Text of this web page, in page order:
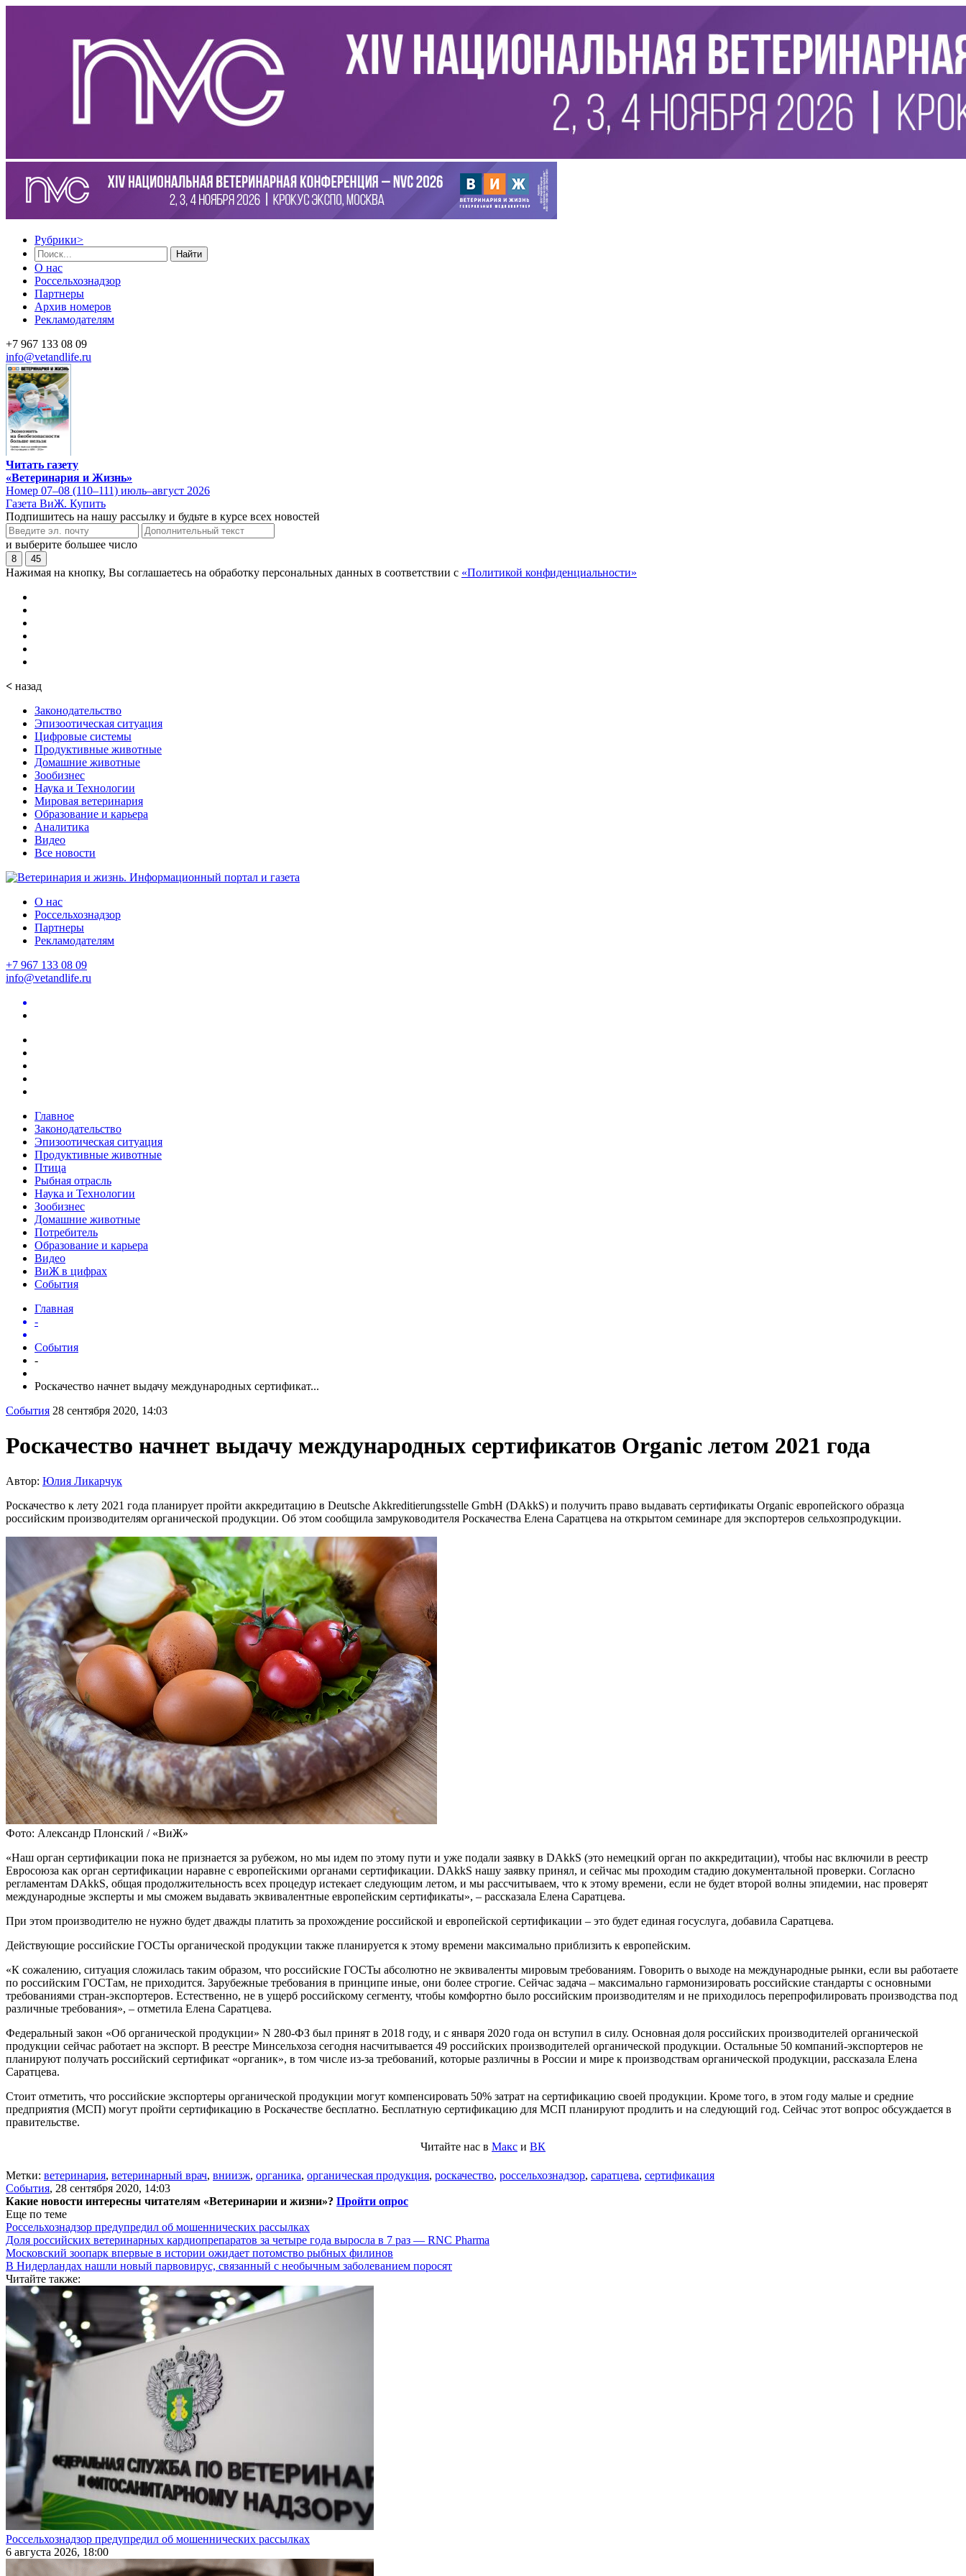
Рубрики>
Найти
О нас
Россельхознадзор
Партнеры
Архив номеров
Рекламодателям
+7 967 133 08 09
info@vetandlife.ru
Читать газету
«Ветеринария и Жизнь»
Номер 07–08 (110–111) июль–август 2026
Газета ВиЖ. Купить
Подпишитесь на нашу рассылку и будьте в курсе всех новостей
и выберите большее число
8 45
Нажимая на кнопку, Вы соглашаетесь на обработку персональных данных в соответствии с «Политикой конфиденциальности»
< назад
Законодательство
Эпизоотическая ситуация
Цифровые системы
Продуктивные животные
Домашние животные
Зообизнес
Наука и Технологии
Мировая ветеринария
Образование и карьера
Аналитика
Видео
Все новости
О нас
Россельхознадзор
Партнеры
Рекламодателям
+7 967 133 08 09
info@vetandlife.ru
Главное
Законодательство
Эпизоотическая ситуация
Продуктивные животные
Птица
Рыбная отрасль
Наука и Технологии
Зообизнес
Домашние животные
Потребитель
Образование и карьера
Видео
ВиЖ в цифрах
События
Главная
-
События
-
Роскачество начнет выдачу международных сертификат...
События 28 сентября 2020, 14:03
Роскачество начнет выдачу международных сертификатов Organic летом 2021 года
Автор: Юлия Ликарчук
Роскачество к лету 2021 года планирует пройти аккредитацию в Deutsche Akkreditierungsstelle GmbH (DAkkS) и получить право выдавать сертификаты Organic европейского образца
российским производителям органической продукции. Об этом сообщила замруководителя Роскачества Елена Саратцева на открытом семинаре для экспортеров сельхозпродукции.
Фото: Александр Плонский / «ВиЖ»
«Наш орган сертификации пока не признается за рубежом, но мы идем по этому пути и уже подали заявку в DAkkS (это немецкий орган по аккредитации), чтобы нас включили в реестр
Евросоюза как орган сертификации наравне с европейскими органами сертификации. DAkkS нашу заявку принял, и сейчас мы проходим стадию документальной проверки. Согласно
регламентам DAkkS, общая продолжительность всех процедур истекает следующим летом, и мы рассчитываем, что к этому времени, если не будет второй волны эпидемии, нас проверят
международные эксперты и мы сможем выдавать эквивалентные европейским сертификаты», – рассказала Елена Саратцева.
При этом производителю не нужно будет дважды платить за прохождение российской и европейской сертификации – это будет единая госуслуга, добавила Саратцева.
Действующие российские ГОСТы органической продукции также планируется к этому времени максимально приблизить к европейским.
«К сожалению, ситуация сложилась таким образом, что российские ГОСТы абсолютно не эквиваленты мировым требованиям. Говорить о выходе на международные рынки, если вы работаете
по российским ГОСТам, не приходится. Зарубежные требования в принципе иные, они более строгие. Сейчас задача – максимально гармонизировать российские стандарты с основными
требованиями стран-экспортеров. Естественно, не в ущерб российскому сегменту, чтобы комфортно было российским производителям и не приходилось перепрофилировать производства под
различные требования», – отметила Елена Саратцева.
Федеральный закон «Об органической продукции» N 280-ФЗ был принят в 2018 году, и с января 2020 года он вступил в силу. Основная доля российских производителей органической
продукции сейчас работает на экспорт. В реестре Минсельхоза сегодня насчитывается 49 российских производителей органической продукции. Остальные 50 компаний-экспортеров не
планируют получать российский сертификат «органик», в том числе из-за требований, которые различны в России и мире к производствам органической продукции, рассказала Елена
Саратцева.
Стоит отметить, что российские экспортеры органической продукции могут компенсировать 50% затрат на сертификацию своей продукции. Кроме того, в этом году малые и средние
предприятия (МСП) могут пройти сертификацию в Роскачестве бесплатно. Бесплатную сертификацию для МСП планируют продлить и на следующий год. Сейчас этот вопрос обсуждается в
правительстве.
Читайте нас в Макс и ВК
Метки: ветеринария, ветеринарный врач, вниизж, органика, органическая продукция, роскачество, россельхознадзор, саратцева, сертификация
События, 28 сентября 2020, 14:03
Какие новости интересны читателям «Ветеринарии и жизни»? Пройти опрос
Еще по теме
Россельхознадзор предупредил об мошеннических рассылках
Доля российских ветеринарных кардиопрепаратов за четыре года выросла в 7 раз — RNC Pharma
Московский зоопарк впервые в истории ожидает потомство рыбных филинов
В Нидерландах нашли новый парвовирус, связанный с необычным заболеванием поросят
Читайте также:
Россельхознадзор предупредил об мошеннических рассылках
6 августа 2026, 18:00